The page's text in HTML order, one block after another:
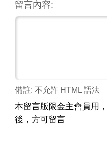
留言內容:
備註: 不允許 HTML 語法
本留言版限金主會員用，
後，方可留言